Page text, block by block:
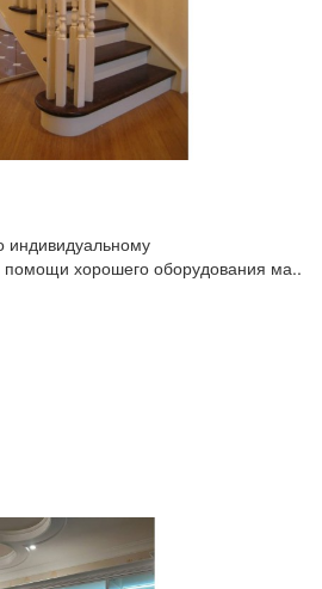
индивидуальному
помощи хорошего оборудования ма..